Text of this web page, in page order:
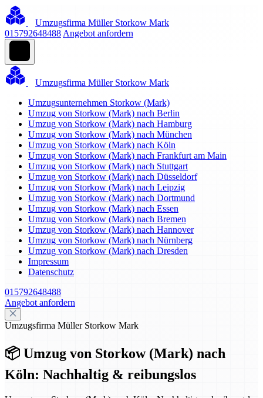
Umzugsfirma Müller Storkow Mark
015792648488 Angebot anfordern
Umzugsfirma Müller Storkow Mark
Umzugsunternehmen Storkow (Mark)
Umzug von Storkow (Mark) nach Berlin
Umzug von Storkow (Mark) nach Hamburg
Umzug von Storkow (Mark) nach München
Umzug von Storkow (Mark) nach Köln
Umzug von Storkow (Mark) nach Frankfurt am Main
Umzug von Storkow (Mark) nach Stuttgart
Umzug von Storkow (Mark) nach Düsseldorf
Umzug von Storkow (Mark) nach Leipzig
Umzug von Storkow (Mark) nach Dortmund
Umzug von Storkow (Mark) nach Essen
Umzug von Storkow (Mark) nach Bremen
Umzug von Storkow (Mark) nach Hannover
Umzug von Storkow (Mark) nach Nürnberg
Umzug von Storkow (Mark) nach Dresden
Impressum
Datenschutz
015792648488
Angebot anfordern
Umzugsfirma Müller Storkow Mark
📦 Umzug von Storkow (Mark) nach
Köln: Nachhaltig & reibungslos